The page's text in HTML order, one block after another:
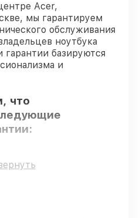
Acer,
мы гарантируем
обслуживания
ноутбука
базируются
и
что
– только